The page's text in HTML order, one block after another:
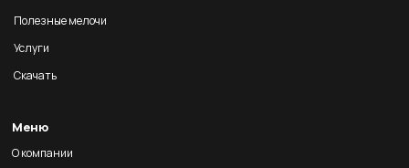
Полезные мелочи
Услуги
Скачать
Меню
О компании